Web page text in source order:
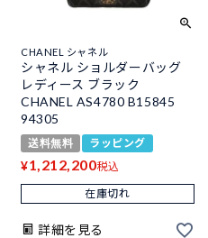
CHANEL シャネル
シャネル ショルダーバッグ
レディース ブラック
CHANEL AS4780 B15845
94305
送料無料 ラッピング
¥1,212,200税込
在庫切れ
詳細を見る